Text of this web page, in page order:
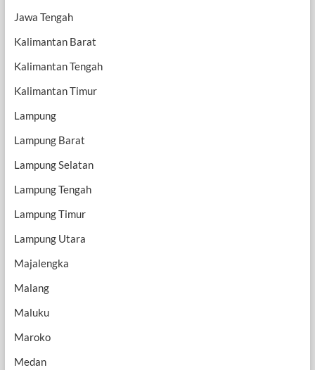
Jawa Tengah
Kalimantan Barat
Kalimantan Tengah
Kalimantan Timur
Lampung
Lampung Barat
Lampung Selatan
Lampung Tengah
Lampung Timur
Lampung Utara
Majalengka
Malang
Maluku
Maroko
Medan